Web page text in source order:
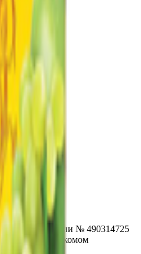
регистрации № 490314725
облисполкомом